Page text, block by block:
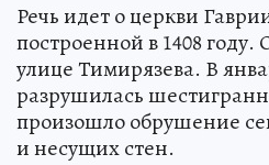
Речь идет о церкви
построенной в 1408
улице Тимирязева. В
разрушилась
произошло обрушение
и несущих стен.